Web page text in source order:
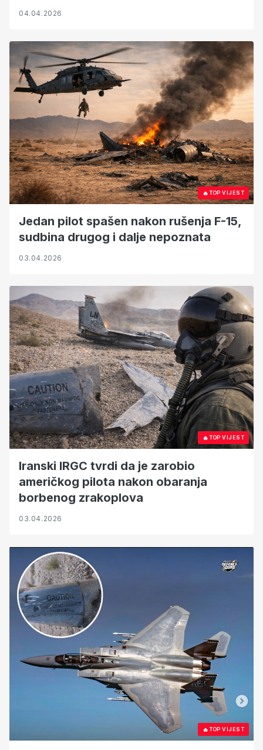
04.04.2026
🔥TOP VIJEST
Jedan pilot spašen nakon rušenja F-15,
sudbina drugog i dalje nepoznata
03.04.2026
🔥TOP VIJEST
Iranski IRGC tvrdi da je zarobio
američkog pilota nakon obaranja
borbenog zrakoplova
03.04.2026
🔥TOP VIJEST